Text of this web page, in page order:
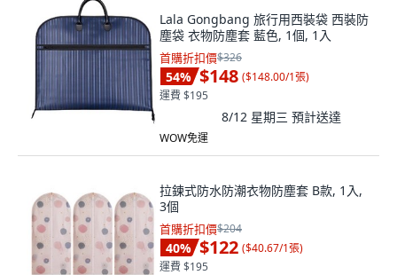
Lala Gongbang 旅行用西裝袋 西裝防
塵袋 衣物防塵套 藍色, 1個, 1入
首購折扣價$326
54% $148 ($148.00/1張)
運費 $195
8/12 星期三 預計送達
WOW免運
拉鍊式防水防潮衣物防塵套 B款, 1入,
3個
首購折扣價$204
40% $122 ($40.67/1張)
運費 $195